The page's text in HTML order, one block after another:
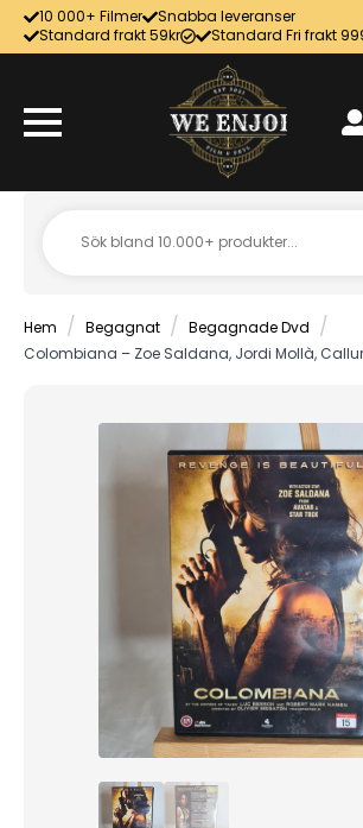
10 000+ Filmer
Snabba leveranser
Standard frakt 59kr
Standard Fri frakt
Hem Begagnat
Begagnade Dvd
Colombiana – Zoe Saldana, Jordi Mollà,